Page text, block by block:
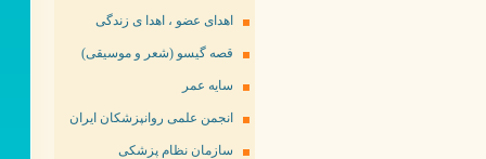
اهدای عضو ، اهدا ی زندگی
قصه گیسو (شعر و موسیقی)
سایه عمر
انجمن علمی روانپزشکان ایران
سازمان نظام پزشکی